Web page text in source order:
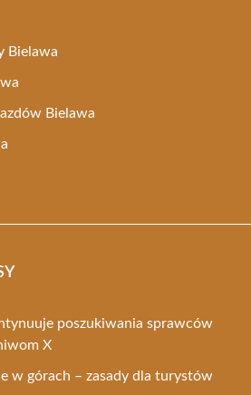
Bielawa
Bielawa
poszukiwania sprawców
X
w górach – zasady dla turystów